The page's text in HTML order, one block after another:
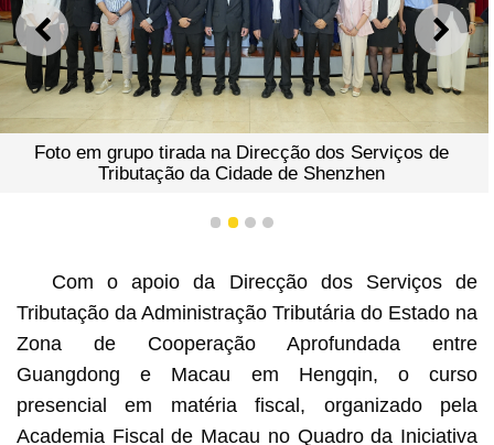
ANTERIOR
Foto em grupo tirada na Direcção dos Serviços de
Tributação da Cidade de Shenzhen
1 2 3 4
Com o apoio da Direcção dos Serviços de
Tributação da Administração Tributária do Estado na
Zona de Cooperação Aprofundada entre
Guangdong e Macau em Hengqin, o curso
presencial em matéria fiscal, organizado pela
Academia Fiscal de Macau no Quadro da Iniciativa